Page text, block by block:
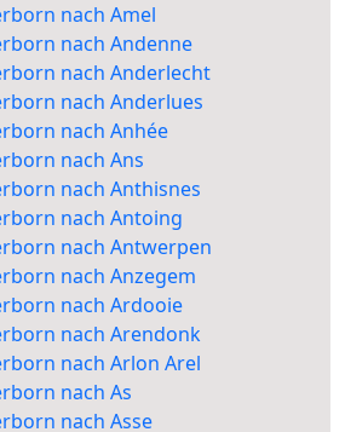
nach Amel
nach Andenne
nach Anderlecht
nach Anderlues
nach Anhée
nach Ans
nach Anthisnes
nach Antoing
nach Antwerpen
nach Anzegem
nach Ardooie
nach Arendonk
nach Arlon Arel
nach As
nach Asse